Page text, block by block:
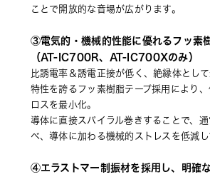
ことで開放的な音場が広がります。
③電気的・機械的性能に優れるフッ素
（AT-IC700R、AT-IC700Xのみ）
比誘電率＆誘電正接が低く、絶縁体とし
特性を誇るフッ素樹脂テープ採用により
ロスを最小化。
導体に直接スパイラル巻きすることで、
べ、導体に加わる機械的ストレスを低減し
④エラストマー制振材を採用し、明確